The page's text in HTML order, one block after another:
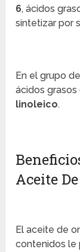
6, ácidos
sintetizar por
En el grupo
ácidos grasos
linoleico.
Aceite
El aceite de
contenidos le